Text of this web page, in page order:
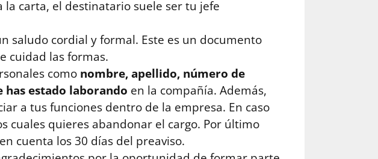
carta, el destinatario suele ser tu jefe
saludo cordial y formal. Este es un documento
cuidad las formas.
como nombre, apellido, número de
has estado laborando en la compañía. Además,
a tus funciones dentro de la empresa. En caso
cuales quieres abandonar el cargo. Por último
cuenta los 30 días del preaviso.